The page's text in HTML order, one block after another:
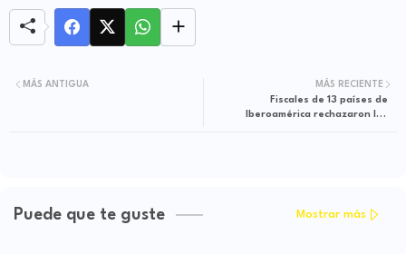
MÁS RECIENTE
Fiscales de 13 países de
Iberoamérica rechazaron los
MÁS ANTIGUA
Puede que te guste Mostrar más